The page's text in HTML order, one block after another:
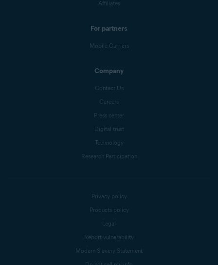
Affiliates
For partners
Mobile Carriers
Company
Contact Us
Careers
Press center
Digital trust
Technology
Research Participation
Privacy policy
Products policy
Legal
Report vulnerability
Modern Slavery Statement